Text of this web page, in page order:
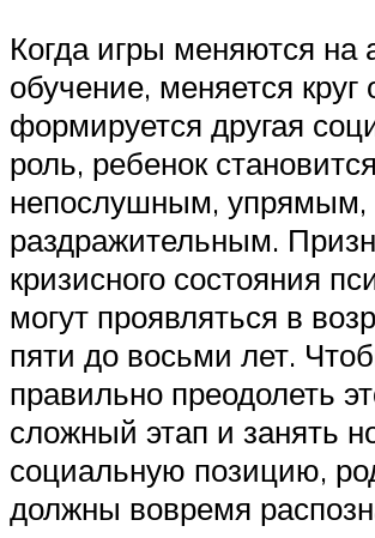
Когда игры меняются на
обучение, меняется
формируется другая
роль, ребенок становится
непослушным, упрямым,
раздражительным.
кризисного состояния
могут проявляться в
пяти до восьми лет.
правильно преодолеть
сложный этап и занять
социальную позицию,
должны вовремя